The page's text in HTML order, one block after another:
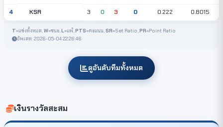
4 KSR 3 0 3 0 0.222 0.8015
T=แข่งทั้งหมด,W=ชนะ,L=แพ้,PTS=คะแนน,SR=Set Ratio,PR=Point Ratio
อัพเดท: 2026-05-04 22:26:46
ดูอันดับทีมทั้งหมด
เงินรางวัลสะสม